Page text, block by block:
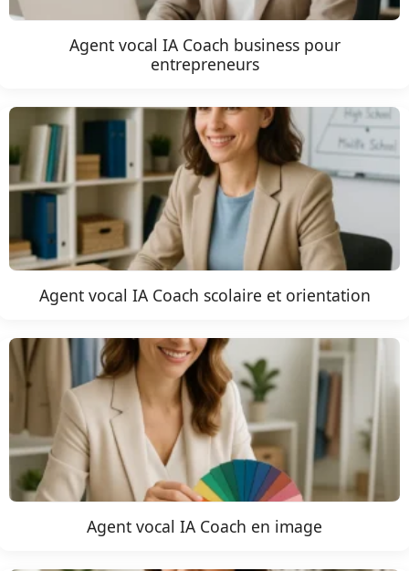
Agent vocal IA Coach business pour
entrepreneurs
Agent vocal IA Coach scolaire et orientation
Agent vocal IA Coach en image